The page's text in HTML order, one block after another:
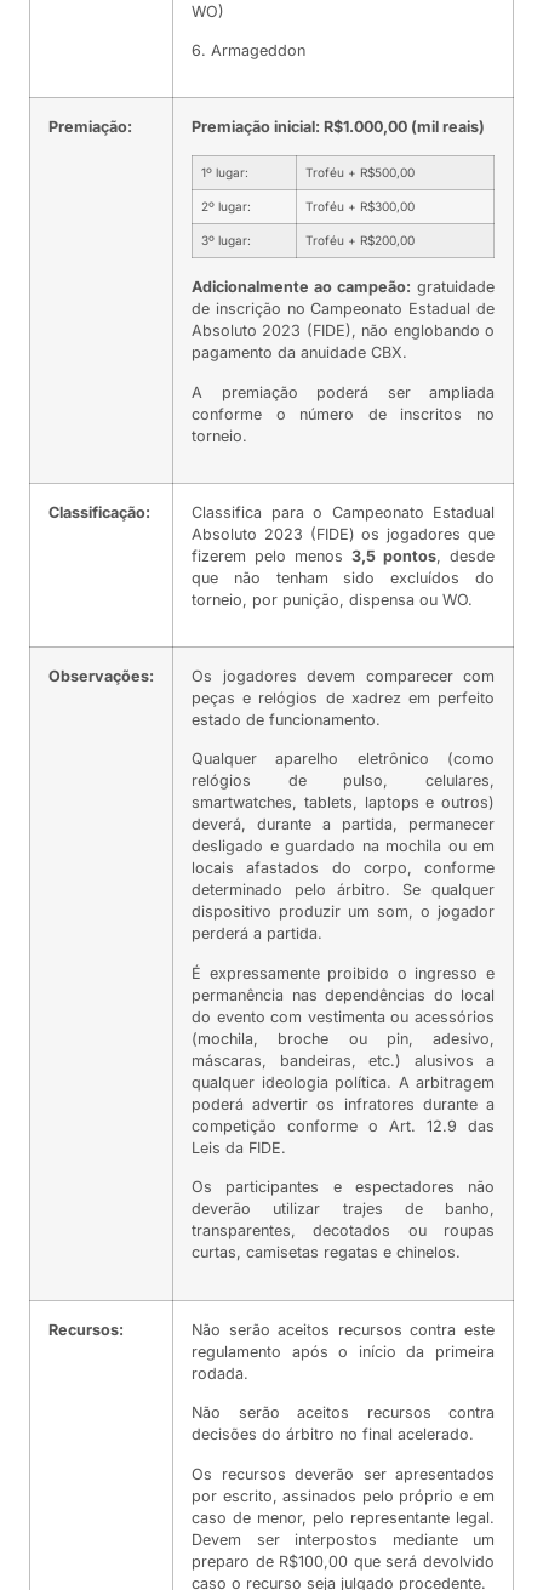
WO)
6. Armageddon
Premiação: Premiação inicial: R$1.000,00 (mil reais)
1º lugar: Troféu + R$500,00
2º lugar: Troféu + R$300,00
3º lugar: Troféu + R$200,00
Adicionalmente ao campeão: gratuidade
de inscrição no Campeonato Estadual de
Absoluto 2023 (FIDE), não englobando o
pagamento da anuidade CBX.
A premiação poderá ser ampliada
conforme o número de inscritos no
torneio.
Classificação:
Classifica para o Campeonato Estadual
Absoluto 2023 (FIDE) os jogadores que
fizerem pelo menos 3,5 pontos, desde
que não tenham sido excluídos do
torneio, por punição, dispensa ou WO.
Observações:
Os jogadores devem comparecer com
peças e relógios de xadrez em perfeito
estado de funcionamento.
Qualquer aparelho eletrônico (como
relógios de pulso, celulares,
smartwatches, tablets, laptops e outros)
deverá, durante a partida, permanecer
desligado e guardado na mochila ou em
locais afastados do corpo, conforme
determinado pelo árbitro. Se qualquer
dispositivo produzir um som, o jogador
perderá a partida.
É expressamente proibido o ingresso e
permanência nas dependências do local
do evento com vestimenta ou acessórios
(mochila, broche ou pin, adesivo,
máscaras, bandeiras, etc.) alusivos a
qualquer ideologia política. A arbitragem
poderá advertir os infratores durante a
competição conforme o Art. 12.9 das
Leis da FIDE.
Os participantes e espectadores não
deverão utilizar trajes de banho,
transparentes, decotados ou roupas
curtas, camisetas regatas e chinelos.
Recursos:
Não serão aceitos recursos contra este
regulamento após o início da primeira
rodada.
Não serão aceitos recursos contra
decisões do árbitro no final acelerado.
Os recursos deverão ser apresentados
por escrito, assinados pelo próprio e em
caso de menor, pelo representante legal.
Devem ser interpostos mediante um
preparo de R$100,00 que será devolvido
caso o recurso seja julgado procedente.